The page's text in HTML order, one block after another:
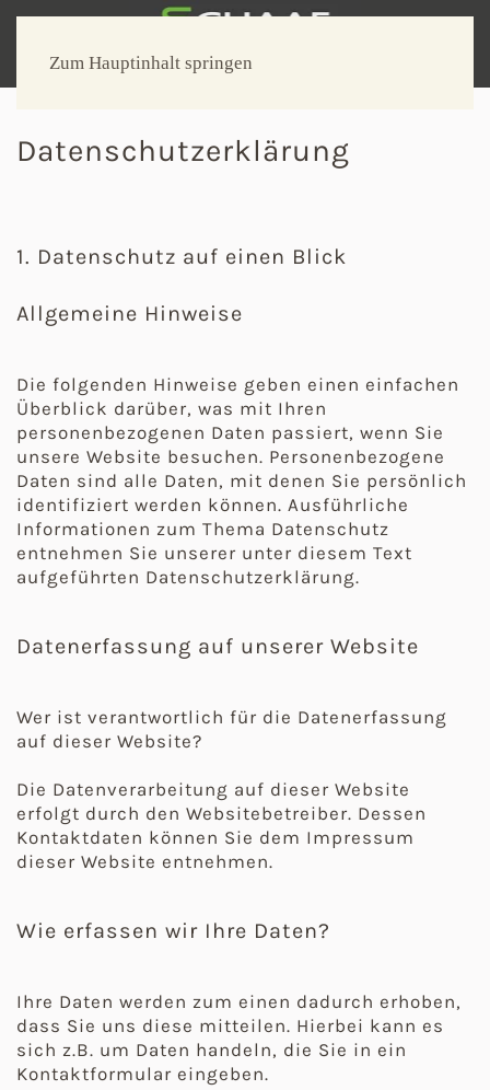
Zum Hauptinhalt springen
Datenschutzerklärung
1. Datenschutz auf einen Blick
Allgemeine Hinweise
Die folgenden Hinweise geben einen einfachen
Überblick darüber, was mit Ihren
personenbezogenen Daten passiert, wenn Sie
unsere Website besuchen. Personenbezogene
Daten sind alle Daten, mit denen Sie persönlich
identifiziert werden können. Ausführliche
Informationen zum Thema Datenschutz
entnehmen Sie unserer unter diesem Text
aufgeführten Datenschutzerklärung.
Datenerfassung auf unserer Website
Wer ist verantwortlich für die Datenerfassung
auf dieser Website?
Die Datenverarbeitung auf dieser Website
erfolgt durch den Websitebetreiber. Dessen
Kontaktdaten können Sie dem Impressum
dieser Website entnehmen.
Wie erfassen wir Ihre Daten?
Ihre Daten werden zum einen dadurch erhoben,
dass Sie uns diese mitteilen. Hierbei kann es
sich z.B. um Daten handeln, die Sie in ein
Kontaktformular eingeben.